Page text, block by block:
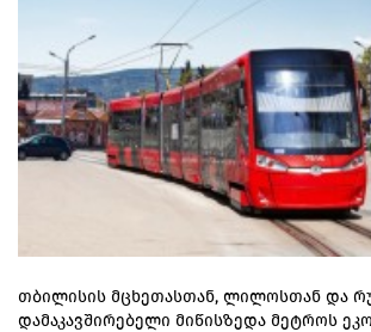
თბილისის მცხეთასთან, ლილოსთან და
დამაკავშირებელი მიწისზედა მეტროს